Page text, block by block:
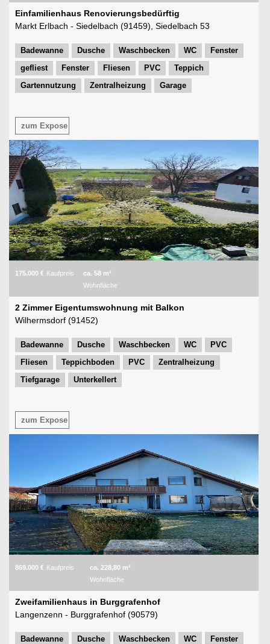
Einfamilienhaus Renovierungsbedürftig
Markt Erlbach - Siedelbach (91459), Siedelbach 53
Badewanne Dusche Waschbecken WC
Fenster
gefliest
Fenster Fliesen PVC
Teppich
Gartennutzung
Zentralheizung Garage
zum Expose
175.000 € Kaufpreis
ca. 58 m²
Wohnfläche
2 Zimmer Eigentumswohnung mit Balkon
Wilhermsdorf (91452)
Badewanne Dusche Waschbecken WC
PVC
Fliesen
Teppichboden PVC
Zentralheizung
Tiefgarage
Unterkellert
zum Expose
869.000 € Kaufpreis
ca. 228,80 m²
Wohnfläche
Zweifamilienhaus in Burggrafenhof
Langenzenn - Burggrafenhof (90579)
Badewanne Dusche Waschbecken WC
Fenster